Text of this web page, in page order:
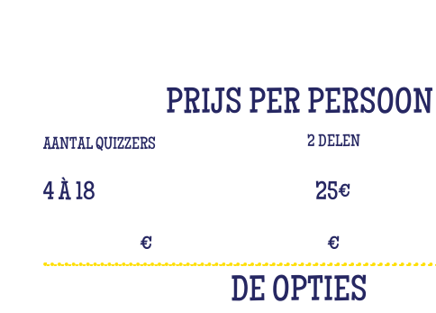
PRIJS PER PERSOON
AANTAL QUIZZERS 2 DELEN
4 À 18 25€
€
€
DE OPTIES